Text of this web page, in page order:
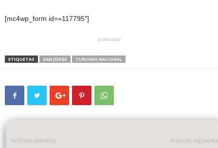
[mc4wp_form id=»117795″]
publicidad
ETIQUETAS SAN JORGE TURISMO NACIONAL
Artículo anterior Artículo